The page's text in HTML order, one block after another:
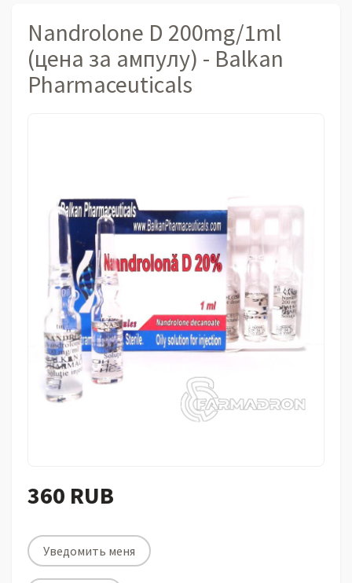
Nandrolone D 200mg/1ml
(цена за ампулу) - Balkan
Pharmaceuticals
360 RUB
Уведомить меня